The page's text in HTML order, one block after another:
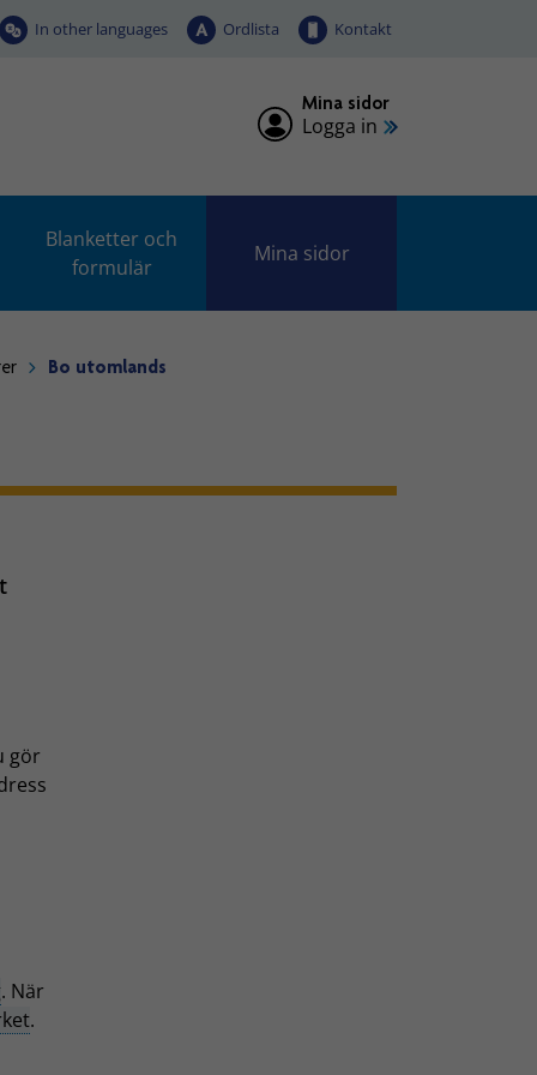
In other languages Ordlista Kontakt
Mina sidor
Logga in
Blanketter och
formulär
Mina sidor
Bo utomlands
gör
. När
.